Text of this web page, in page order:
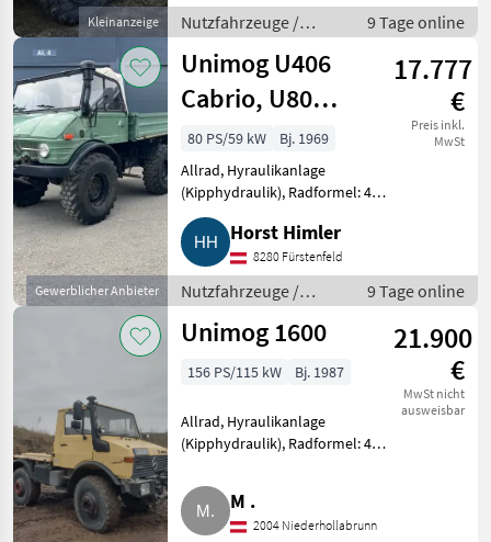
Kleinanzeige
77, 6.735 Bstd., grün, voll Agr
Nutzfahrzeuge /
Lastwagen (LKW)
9 Tage online
Gewerblicher Anbieter
Unimog U406
Cabrio, U80
U406
17.777
€
Preis inkl.
MwSt
80 PS/59 kW
Bj. 1969
Allrad, Hyraulikanlage
(Kipphydraulik), Radformel: 4x4,
Getriebeart KFZ/LKW:
Schaltgetriebe, Treibstoff:
Diesel Baumuster 406.120 in
solidem Zustand, kleinere
Einschweiß
Horst Himler
8280 Fürstenfeld
Nutzfahrzeuge /
Lastwagen (LKW)
9 Tage online
Unimog 1600
21.900
€
MwSt nicht
ausweisbar
156 PS/115 kW Bj. 1987
Allrad, Hyraulikanlage
(Kipphydraulik), Radformel: 4x4,
Motorstaubremse, Getriebeart
KFZ/LKW: Schaltgetriebe,
Treibstoff: Diesel Verkaufe
M .
2004 Niederhollabrunn